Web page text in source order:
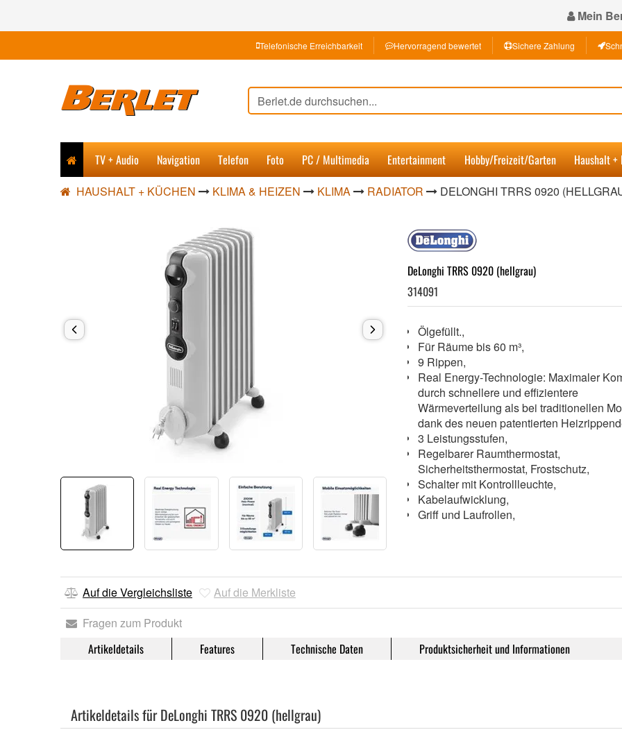
Mein
Telefonische Erreichbarkeit Hervorragend bewertet Sichere Zahlung
TV + Audio Navigation Telefon Foto PC / Multimedia Entertainment Hobby/Freizeit/Garten Haushalt +
HAUSHALT + KÜCHEN KLIMA & HEIZEN KLIMA RADIATOR DELONGHI TRRS 0920
DeLonghi TRRS 0920 (hellgrau)
314091
Ölgefüllt.,
Für Räume bis 60 m³,
9 Rippen,
Real Energy-Technologie: Maximaler
durch schnellere und effizientere
Wärmeverteilung als bei traditionellen
dank des neuen patentierten
3 Leistungsstufen,
Regelbarer Raumthermostat,
Sicherheitsthermostat, Frostschutz,
Schalter mit Kontrollleuchte,
Kabelaufwicklung,
Griff und Laufrollen,
Auf die Vergleichsliste
Auf die Merkliste
Fragen zum Produkt
Artikeldetails Features Technische Daten Produktsicherheit und Informationen
Artikeldetails für DeLonghi TRRS 0920 (hellgrau)